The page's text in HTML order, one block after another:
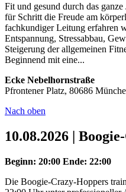
Fit und gesund durch das
für Schritt die Freude am
fachkundiger Leitung erfahren
Entspannung, Stressabbau,
Steigerung der allgemeinen
Beginnend mit eine...
Ecke Nebelhornstraße
Pfrontener Platz, 80686
Nach oben
10.08.2026 |
Beginn: 20:00 Ende: 22:00
Die Boogie-Crazy-Hoppers